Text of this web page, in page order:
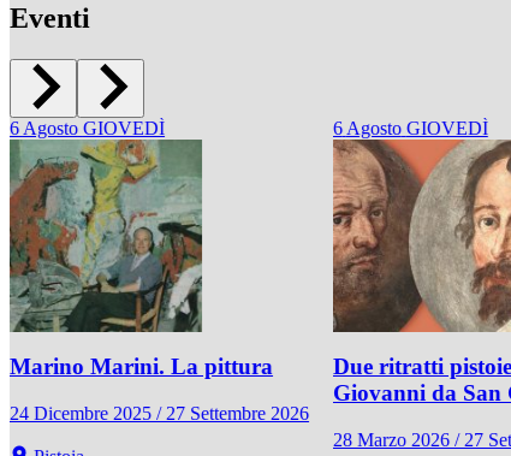
Eventi
6 Agosto GIOVEDÌ
Marino Marini. La pittura
24 Dicembre 2025 / 27 Settembre 2026
6 Agosto GIOVEDÌ
Due ritratti
Giovanni da San
28 Marzo 2026 / 27